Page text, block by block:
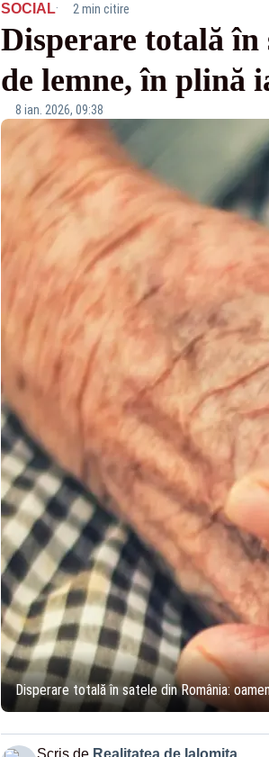
SOCIAL· 2 min citire
Disperare totală în
de lemne, în plină
8 ian. 2026, 09:38
Disperare totală în satele din România:
Scris de Realitatea de Ialomita